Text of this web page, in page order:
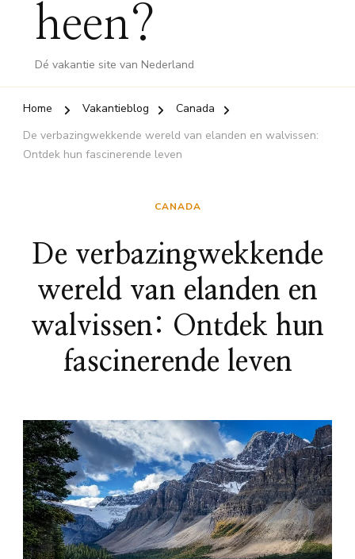
heen?
Dé vakantie site van Nederland
Home Vakantieblog
Canada
De verbazingwekkende wereld van elanden en walvissen:
Ontdek hun fascinerende leven
CANADA
De verbazingwekkende
wereld van elanden en
walvissen: Ontdek hun
fascinerende leven